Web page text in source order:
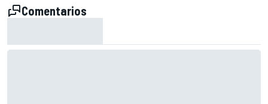
Comentarios